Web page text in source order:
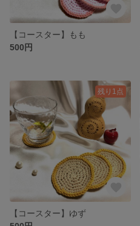
【コースター】もも
500円
残り1点
【コースター】ゆず